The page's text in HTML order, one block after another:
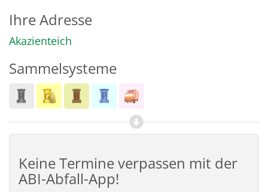
Ihre Adresse
Akazienteich
Sammelsysteme
Keine Termine verpassen mit der
ABI-Abfall-App!